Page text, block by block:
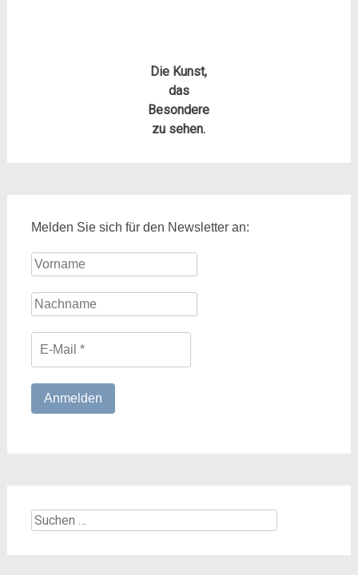
Die Kunst,
das
Besondere
zu sehen.
Melden Sie sich für den Newsletter an:
Suchen